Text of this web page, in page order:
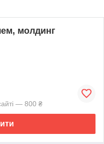
молдинг
— 800 ₴